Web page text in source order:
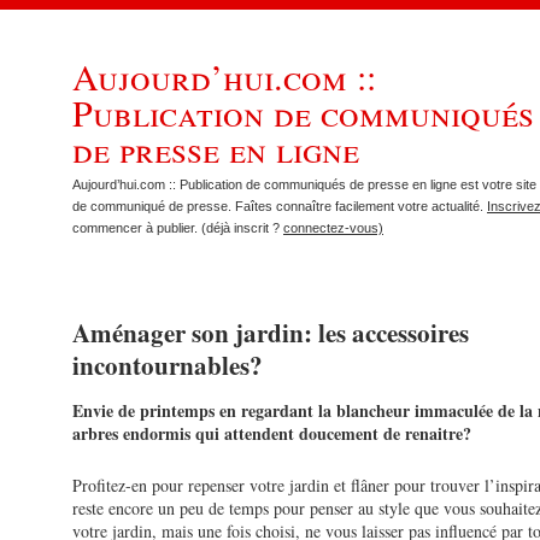
Aujourd’hui.com ::
Publication de communiqués
de presse en ligne
Aujourd’hui.com :: Publication de communiqués de presse en ligne est votre site
de communiqué de presse. Faîtes connaître facilement votre actualité.
commencer à publier. (déjà inscrit ? connectez-vous)
Aménager son jardin: les accessoires
incontournables?
Envie de printemps en regardant la blancheur immaculée de la
arbres endormis qui attendent doucement de renaitre?
Profitez-en pour repenser votre jardin et flâner pour trouver
reste encore un peu de temps pour penser au style que vous
votre jardin, mais une fois choisi, ne vous laisser pas influencé par